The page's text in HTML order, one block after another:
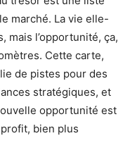
marché. La vie elle-
mais l’opportunité, ça,
Cette carte,
de pistes pour des
stratégiques, et
opportunité est
bien plus